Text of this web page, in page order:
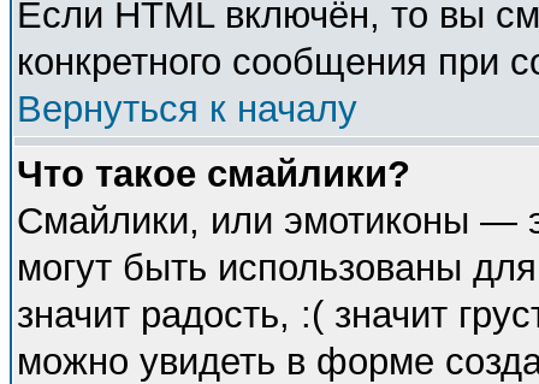
Если HTML включён, то вы
конкретного сообщения при
Вернуться к началу
Что такое смайлики?
Смайлики, или эмотиконы —
могут быть использованы
значит радость, :( значит
можно увидеть в форме